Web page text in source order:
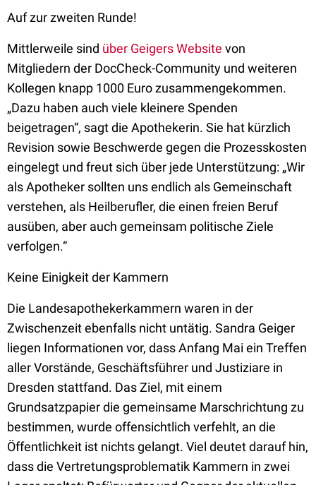
Auf zur zweiten Runde!
Mittlerweile sind über Geigers Website von
Mitgliedern der DocCheck-Community und weiteren
Kollegen knapp 1000 Euro zusammengekommen.
„Dazu haben auch viele kleinere Spenden
beigetragen“, sagt die Apothekerin. Sie hat kürzlich
Revision sowie Beschwerde gegen die Prozesskosten
eingelegt und freut sich über jede Unterstützung: „Wir
als Apotheker sollten uns endlich als Gemeinschaft
verstehen, als Heilberufler, die einen freien Beruf
ausüben, aber auch gemeinsam politische Ziele
verfolgen.“
Keine Einigkeit der Kammern
Die Landesapothekerkammern waren in der
Zwischenzeit ebenfalls nicht untätig. Sandra Geiger
liegen Informationen vor, dass Anfang Mai ein Treffen
aller Vorstände, Geschäftsführer und Justiziare in
Dresden stattfand. Das Ziel, mit einem
Grundsatzpapier die gemeinsame Marschrichtung zu
bestimmen, wurde offensichtlich verfehlt, an die
Öffentlichkeit ist nichts gelangt. Viel deutet darauf hin,
dass die Vertretungsproblematik Kammern in zwei